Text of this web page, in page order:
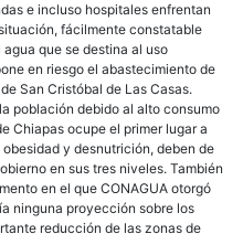
e incluso hospitales enfrentan
fácilmente constatable
que se destina al uso
en riesgo el abastecimiento de
San Cristóbal de Las Casas.
población debido al alto consumo
Chiapas ocupe el primer lugar a
y desnutrición, deben de
en sus tres niveles. También
en el que CONAGUA otorgó
ninguna proyección sobre los
reducción de las zonas de